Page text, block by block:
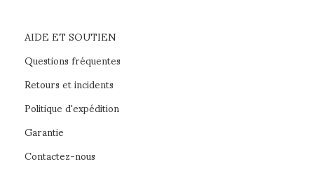
AIDE ET SOUTIEN
Questions fréquentes
Retours et incidents
Politique d'expédition
Garantie
Contactez-nous